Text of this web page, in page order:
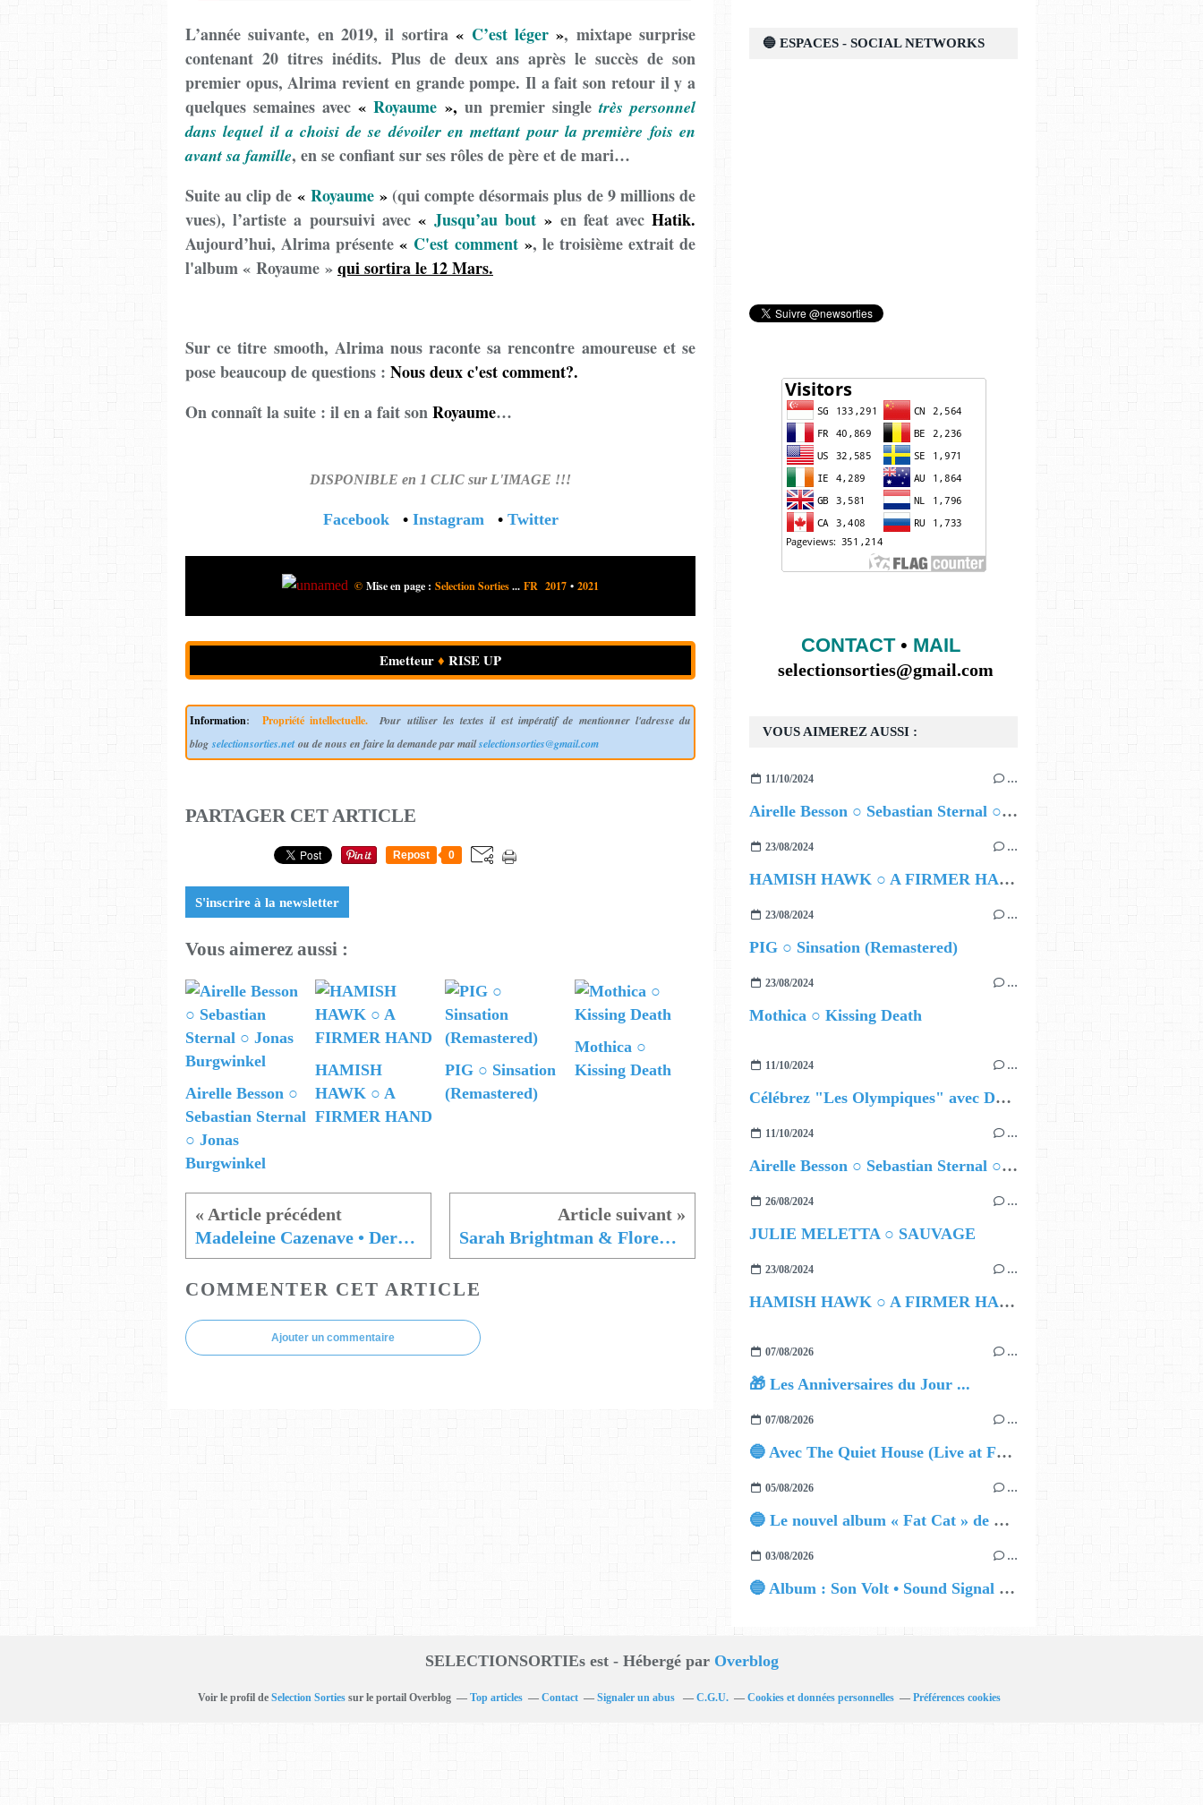
L’année suivante, en 2019, il sortira« C’est léger», mixtape surprise
contenant 20 titres inédits. Plus de deux ans après le succès de son
premier opus, Alrima revient en grande pompe. Il a fait son retour il y a
quelques semaines avec«Royaume », un premier singletrès personnel
dans lequel il a choisi de se dévoiler en mettant pour la première fois en
avant sa famille, en se confiant sur ses rôles de père et de mari…
Suite au clip de « Royaume» (qui compte désormais plus de 9 millions de
vues), l’artiste a poursuivi avec «Jusqu’au bout » en feat avecHatik.
Aujourd’hui, Alrima présente« C'est comment», le troisième extrait de
l'album « Royaume »qui sortira le 12 Mars.
Sur ce titre smooth, Alrima nous raconte sa rencontre amoureuse et se
pose beaucoup de questions : Nous deux c'est comment?.
On connaît la suite : il en a fait sonRoyaume…
DISPONIBLE en 1 CLIC sur L'IMAGE !!!
Facebook • Instagram • Twitter
© Mise en page : Selection Sorties... FR 2017 • 2021
Emetteur♦ RISE UP
Information: Propriété intellectuelle.
Pour utiliser les textes il est impératif de mentionner l'adresse du
blogselectionsorties.netou de nous en faire la demande par mailselectionsorties@gmail.com
PARTAGER CET ARTICLE
Repost 0
S'inscrire à la newsletter
Vous aimerez aussi :
Airelle Besson ○
Sebastian Sternal
○ Jonas
Burgwinkel
HAMISH
HAWK ○ A
FIRMER HAND
PIG ○ Sinsation
(Remastered)
Mothica ○
Kissing Death
Madeleine Cazenave • Derrière Les Paupières Sarah Brightman & Florent Pagny, le making of du duo
COMMENTER CET ARTICLE
Ajouter un commentaire
VOUS AIMEREZ AUSSI :
11/10/2024 …
Airelle Besson ○ Sebastian Sternal ○ Jonas Burgwinkel
23/08/2024 …
HAMISH HAWK ○ A FIRMER HAND
23/08/2024 …
PIG ○ Sinsation (Remastered)
23/08/2024 …
Mothica ○ Kissing Death
11/10/2024 …
Célébrez "Les Olympiques" avec DVTR !
11/10/2024 …
Airelle Besson ○ Sebastian Sternal ○ Jonas Burgwinkel
26/08/2024 …
JULIE MELETTA ○ SAUVAGE
23/08/2024 …
HAMISH HAWK ○ A FIRMER HAND
07/08/2026 …
🎁 Les Anniversaires du Jour ...
07/08/2026 …
🔵 Avec The Quiet House (Live at Funkhaus), Kenzo Zurzolo livre une performance aussi intense qu'envoûtante.
05/08/2026 …
🔵 Le nouvel album « Fat Cat » de Delilah Holliday (sortie le 30 Octobre 2026)
03/08/2026 …
🔵 Album : Son Volt • Sound Signal Serenades
🔵 ESPACES - SOCIAL NETWORKS
CONTACT• MAIL
selectionsorties@gmail.com
SELECTIONSORTIEs est - Hébergé par Overblog
Voir le profil de Selection Sortiessur le portail Overblog Top articles Contact Signaler un abus C.G.U. Cookies et données personnelles Préférences cookies